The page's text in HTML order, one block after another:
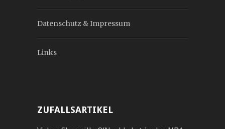
Datenschutz & Impressum
Links
ZUFALLSARTIKEL